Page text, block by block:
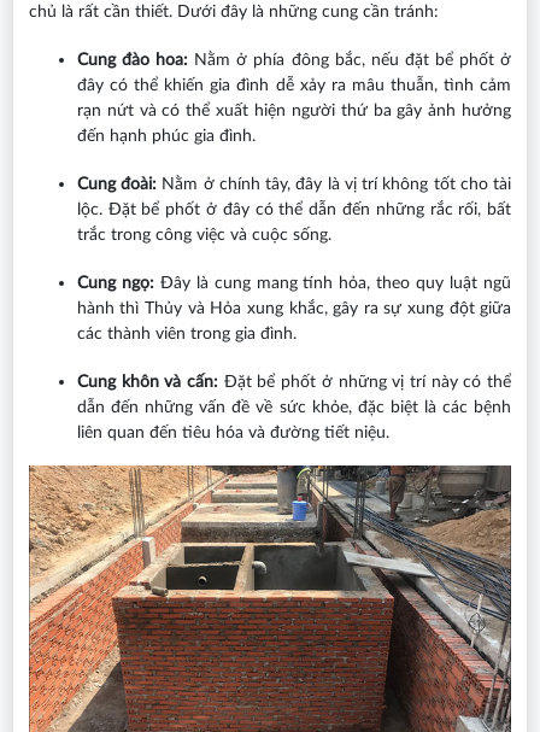
chủ là rất cần thiết. Dưới đây là những cung cần tránh:
Cung đào hoa: Nằm ở phía đông bắc, nếu đặt bể phốt ở
đây có thể khiến gia đình dễ xảy ra mâu thuẫn, tình cảm
rạn nứt và có thể xuất hiện người thứ ba gây ảnh hưởng
đến hạnh phúc gia đình.
Cung đoài: Nằm ở chính tây, đây là vị trí không tốt cho tài
lộc. Đặt bể phốt ở đây có thể dẫn đến những rắc rối, bất
trắc trong công việc và cuộc sống.
Cung ngọ:Đây là cung mang tính hỏa, theo quy luật ngũ
hành thì Thủy và Hỏa xung khắc, gây ra sự xung đột giữa
các thành viên trong gia đình.
Cung khôn và cấn:Đặt bể phốt ở những vị trí này có thể
dẫn đến những vấn đề về sức khỏe, đặc biệt là các bệnh
liên quan đến tiêu hóa và đường tiết niệu.